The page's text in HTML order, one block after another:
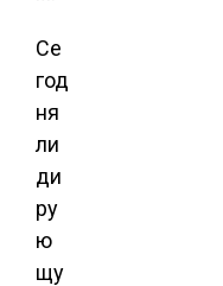
Се
год
ня
ли
ди
ру
ю
щу